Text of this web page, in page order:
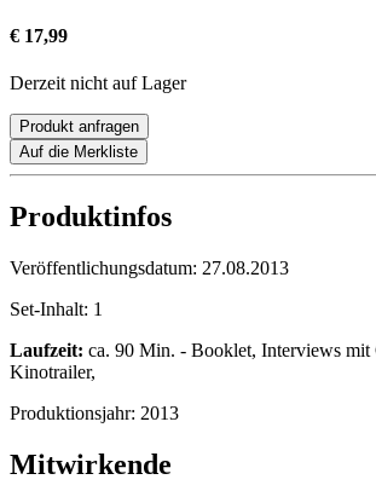
€ 17,99
Derzeit nicht auf Lager
Produkt anfragen
Auf die Merkliste
Produktinfos
Veröffentlichungsdatum: 27.08.2013
Set-Inhalt: 1
Laufzeit: ca. 90 Min. - Booklet, Interviews mit
Kinotrailer,
Produktionsjahr: 2013
Mitwirkende